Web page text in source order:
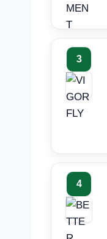
3
4